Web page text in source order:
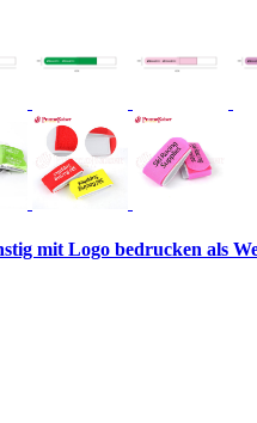
mit Logo bedrucken als